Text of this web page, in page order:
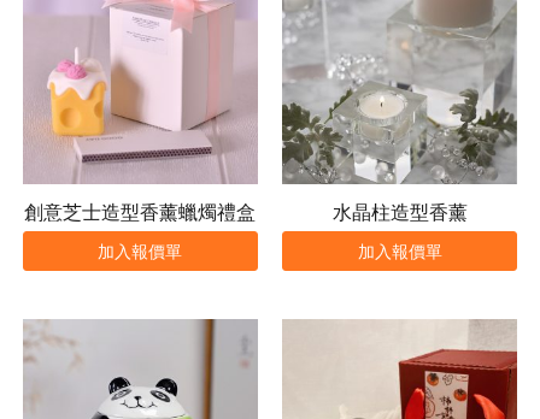
創意芝士造型香薰蠟燭禮盒
加入報價單
水晶柱造型香薰
加入報價單